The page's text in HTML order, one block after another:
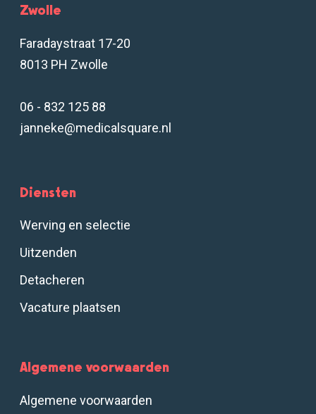
Zwolle
Faradaystraat 17-20
8013 PH Zwolle
06 - 832 125 88
janneke@medicalsquare.nl
Diensten
Werving en selectie
Uitzenden
Detacheren
Vacature plaatsen
Algemene voorwaarden
Algemene voorwaarden